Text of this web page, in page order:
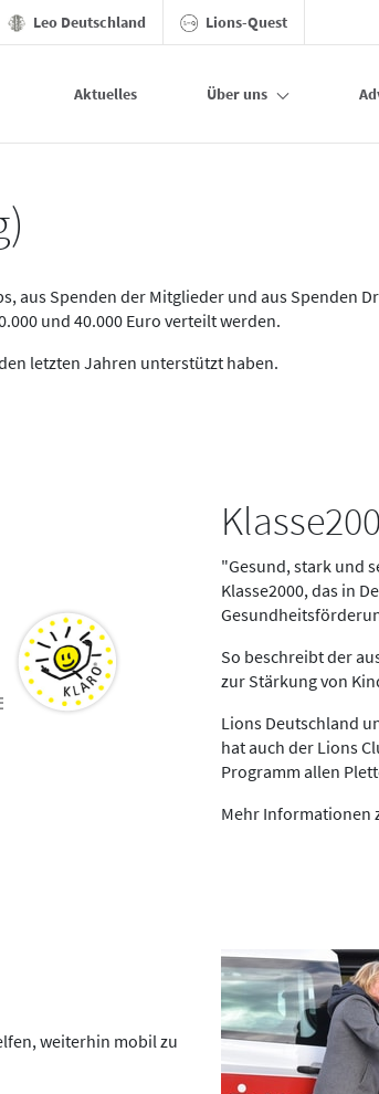
Leo Deutschland Lions-Quest
Aktuelles Über uns
aus Spenden der Mitglieder und aus Spenden
und 40.000 Euro verteilt werden.
letzten Jahren unterstützt haben.
"Gesund, stark und
Klasse2000, das in
So beschreibt der
zur Stärkung von
Lions Deutschland
hat auch der Lions
Programm allen
Mehr Informationen
weiterhin mobil zu